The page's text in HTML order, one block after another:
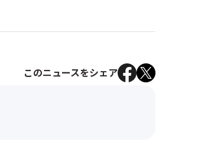
このニュースをシェア